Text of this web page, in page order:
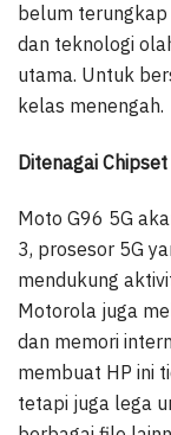
belum terungkap
dan teknologi
utama. Untuk
kelas menengah.
Ditenagai
Moto G96 5G
3, prosesor 5G
mendukung
Motorola juga
dan memori
membuat HP ini
tetapi juga lega